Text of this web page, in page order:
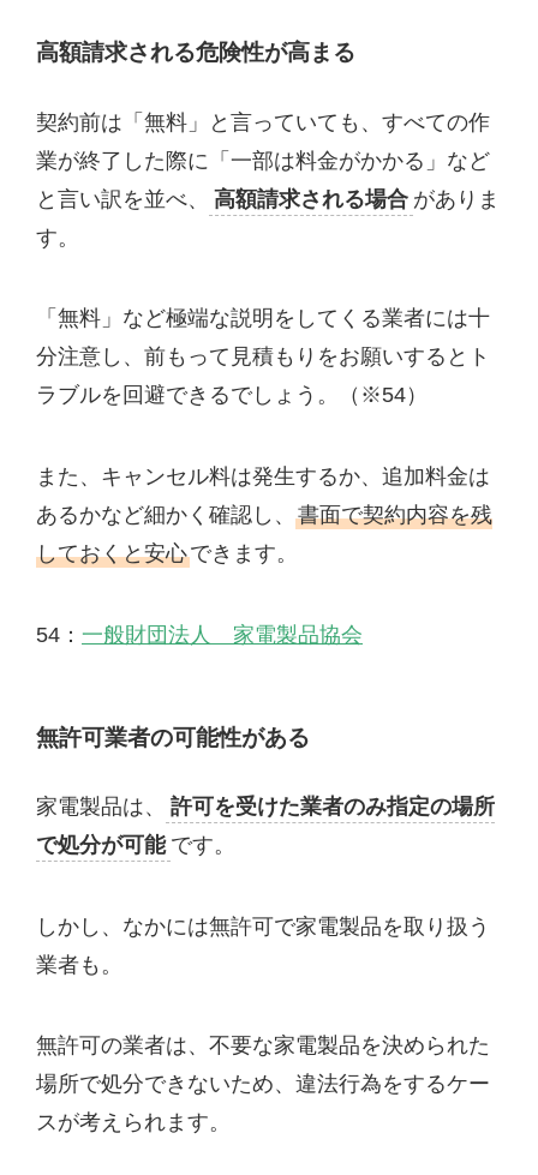
高額請求される危険性が高まる
契約前は「無料」と言っていても、すべての作
業が終了した際に「一部は料金がかかる」など
と言い訳を並べ、
高額請求される場合 がありま
す。
「無料」など極端な説明をしてくる業者には十
分注意し、前もって見積もりをお願いするとト
ラブルを回避できるでしょう。（※54）
また、キャンセル料は発生するか、追加料金は
あるかなど細かく確認し、 書面で契約内容を残
しておくと安心できます。
54： 一般財団法人 家電製品協会
無許可業者の可能性がある
家電製品は、
許可を受けた業者のみ指定の場所
で処分が可能 です。
しかし、なかには無許可で家電製品を取り扱う
業者も。
無許可の業者は、不要な家電製品を決められた
場所で処分できないため、違法行為をするケー
スが考えられます。